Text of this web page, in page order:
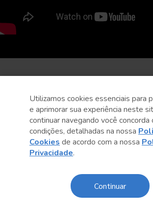
Utilizamos cookies essenciais para
e aprimorar sua experiência neste
continuar navegando você concorda
condições, detalhadas na nossa
Cookies de acordo com a nossa
Privacidade.
Continuar